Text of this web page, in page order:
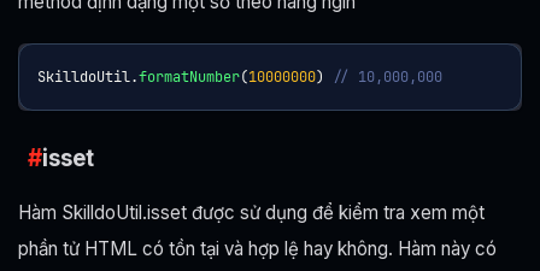
SkilldoUtil.formatNumber(10000000) // 10,000,000
isset
Hàm SkilldoUtil.isset được sử dụng để kiểm tra xem một
phần tử HTML có tồn tại và hợp lệ hay không. Hàm này có